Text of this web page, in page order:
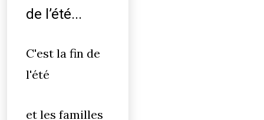
de l’été...
C'est la fin de
l'été
et les familles